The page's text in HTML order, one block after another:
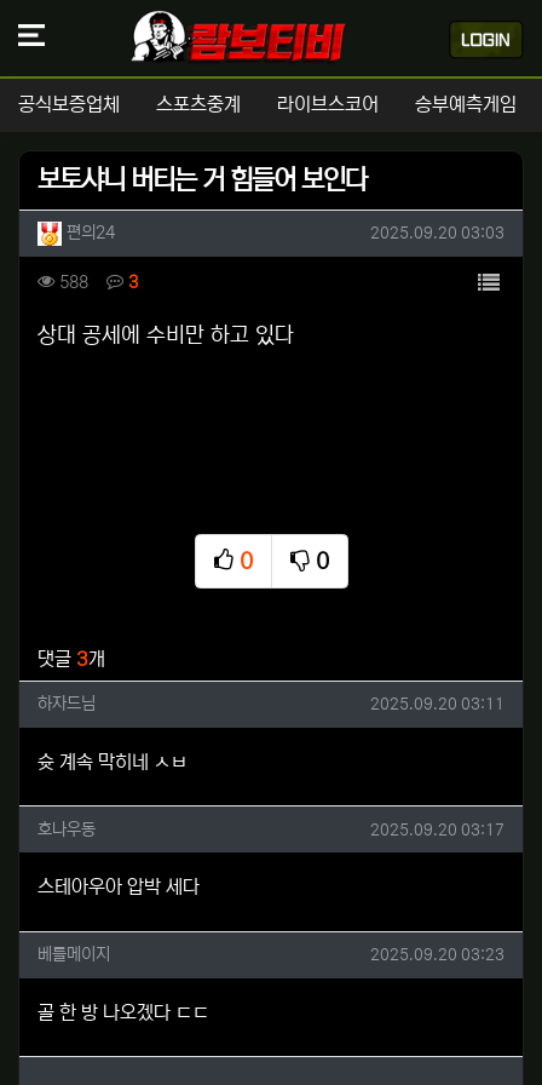
공식보증업체 스포츠중계 라이브스코어 승부예측게임
보토샤니 버티는 거 힘들어 보인다
작성자 정보
편의24작성 작성일
2025.09.20 03:03
컨텐츠 정보
588조회 3댓글 목록
본문
상대 공세에 수비만 하고 있다
0
추천
0
비추천
댓글 3개
하자드님님의 댓글
하자드님 작성일
2025.09.20 03:11
슛 계속 막히네 ㅅㅂ
호나우동님의 댓글
호나우동 작성일
2025.09.20 03:17
스테아우아 압박 세다
베틀메이지님의 댓글
베틀메이지 작성일
2025.09.20 03:23
골 한 방 나오겠다 ㄷㄷ